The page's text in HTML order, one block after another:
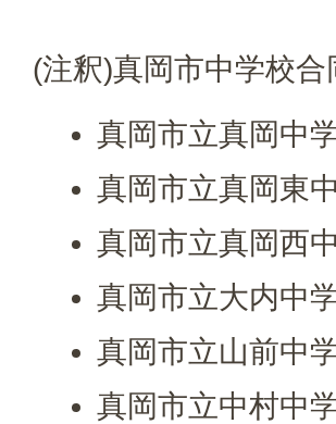
(注釈)真岡市中学校
真岡市立真岡中
真岡市立真岡東
真岡市立真岡西
真岡市立大内中
真岡市立山前中
真岡市立中村中